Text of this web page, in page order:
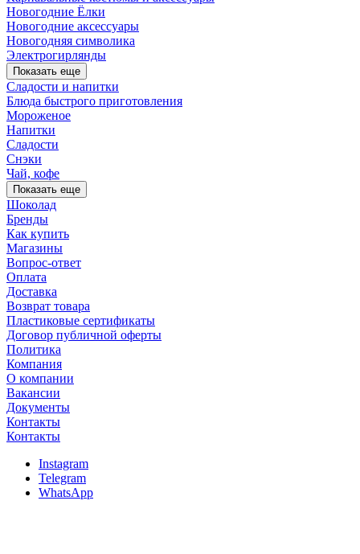
Новогодние Ёлки
Новогодние аксессуары
Новогодняя символика
Электрогирлянды
Показать еще
Сладости и напитки
Блюда быстрого приготовления
Мороженое
Напитки
Сладости
Снэки
Чай, кофе
Показать еще
Шоколад
Бренды
Как купить
Магазины
Вопрос-ответ
Оплата
Доставка
Возврат товара
Пластиковые сертификаты
Договор публичной оферты
Политика
Компания
О компании
Вакансии
Документы
Контакты
Контакты
Instagram
Telegram
WhatsApp